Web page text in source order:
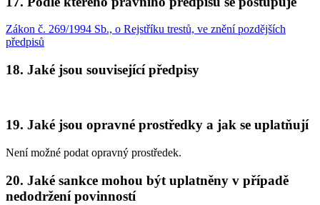
Zákon č. 269/1994 Sb., o Rejstříku trestů, ve znění pozdějších
předpisů
18. Jaké jsou související předpisy
19. Jaké jsou opravné prostředky a jak se uplatňují
Není možné podat opravný prostředek.
20. Jaké sankce mohou být uplatněny v případě
nedodržení povinností